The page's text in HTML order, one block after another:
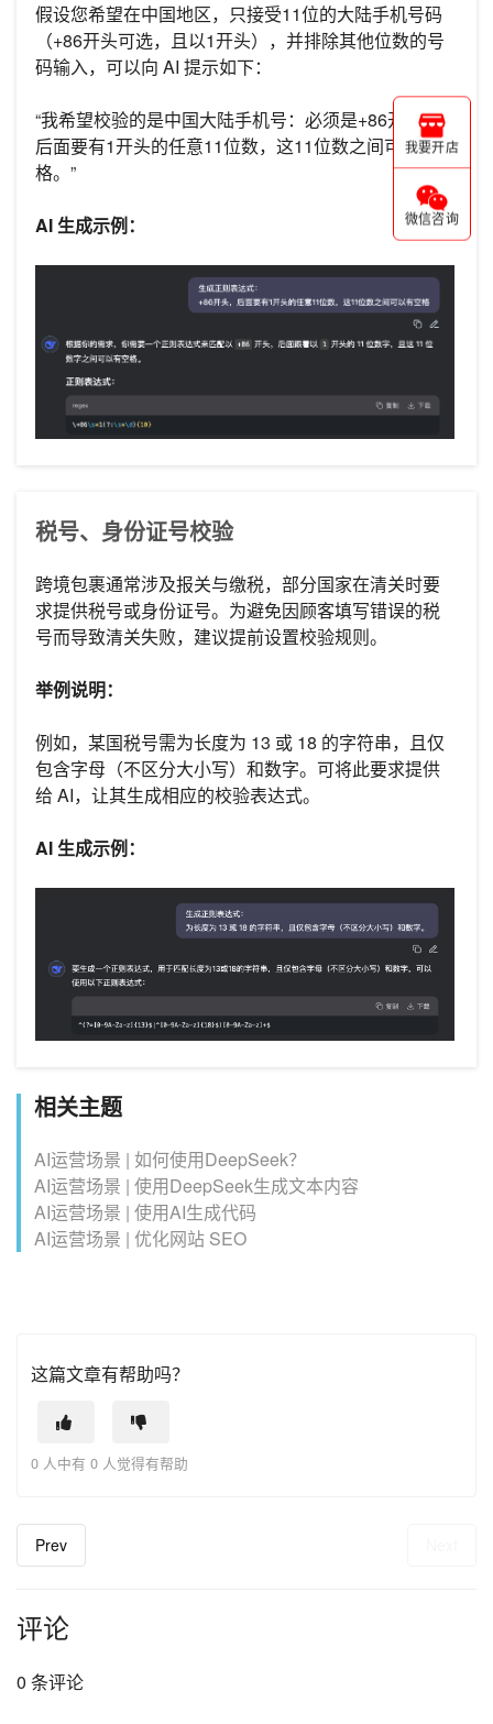
假设您希望在中国地区，只接受11位的大陆手机号码
（+86开头可选，且以1开头），并排除其他位数的号
码输入，可以向 AI 提示如下：
“我希望校验的是中国大陆手机号：必须是+86开头，
后面要有1开头的任意11位数，这11位数之间可以有空
格。”
AI 生成示例：
税号、身份证号校验
跨境包裹通常涉及报关与缴税，部分国家在清关时要
求提供税号或身份证号。为避免因顾客填写错误的税
号而导致清关失败，建议提前设置校验规则。
举例说明：
例如，某国税号需为长度为 13 或 18 的字符串，且仅
包含字母（不区分大小写）和数字。可将此要求提供
给 AI，让其生成相应的校验表达式。
AI 生成示例：
相关主题
AI运营场景 | 如何使用DeepSeek？
AI运营场景 | 使用DeepSeek生成文本内容
AI运营场景 | 使用AI生成代码
AI运营场景 | 优化网站 SEO
这篇文章有帮助吗？
0 人中有 0 人觉得有帮助
Prev
评论
0 条评论
我要开店
微信咨询